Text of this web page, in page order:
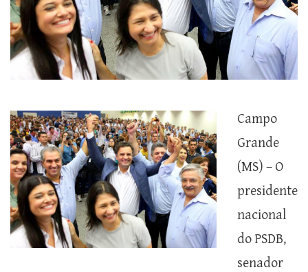
Campo
Grande
(MS) – O
presidente
nacional
do PSDB,
senador